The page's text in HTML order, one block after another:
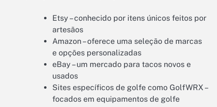
Etsy – conhecido por itens únicos feitos por
artesãos
Amazon – oferece uma seleção de marcas
e opções personalizadas
eBay – um mercado para tacos novos e
usados
Sites específicos de golfe como GolfWRX –
focados em equipamentos de golfe